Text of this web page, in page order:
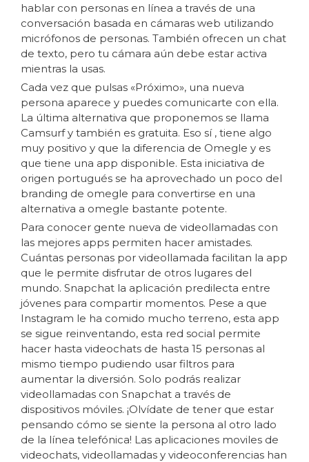
hablar con personas en línea a través de una
conversación basada en cámaras web utilizando
micrófonos de personas. También ofrecen un chat
de texto, pero tu cámara aún debe estar activa
mientras la usas.
Cada vez que pulsas «Próximo», una nueva
persona aparece y puedes comunicarte con ella.
La última alternativa que proponemos se llama
Camsurf y también es gratuita. Eso sí , tiene algo
muy positivo y que la diferencia de Omegle y es
que tiene una app disponible. Esta iniciativa de
origen portugués se ha aprovechado un poco del
branding de omegle para convertirse en una
alternativa a omegle bastante potente.
Para conocer gente nueva de videollamadas con
las mejores apps permiten hacer amistades.
Cuántas personas por videollamada facilitan la app
que le permite disfrutar de otros lugares del
mundo. Snapchat la aplicación predilecta entre
jóvenes para compartir momentos. Pese a que
Instagram le ha comido mucho terreno, esta app
se sigue reinventando, esta red social permite
hacer hasta videochats de hasta 15 personas al
mismo tiempo pudiendo usar filtros para
aumentar la diversión. Solo podrás realizar
videollamadas con Snapchat a través de
dispositivos móviles. ¡Olvídate de tener que estar
pensando cómo se siente la persona al otro lado
de la línea telefónica! Las aplicaciones moviles de
videochats, videollamadas y videoconferencias han